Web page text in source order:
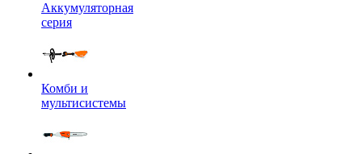
Аккумуляторная
серия
Комби и
мультисистемы